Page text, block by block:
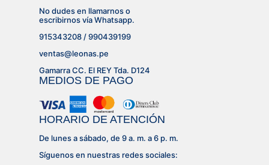
No dudes en llamarnos o
escribirnos vía Whatsapp.
915343208 / 990439199
ventas@leonas.pe
Gamarra CC. El REY Tda. D124
MEDIOS DE PAGO
HORARIO DE ATENCIÓN
De lunes a sábado, de 9 a. m. a 6 p. m.
Síguenos en nuestras redes sociales: